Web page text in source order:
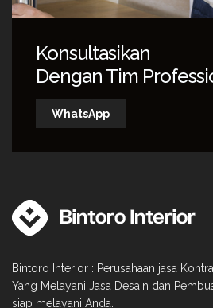
Konsultasikan
Dengan Tim
WhatsApp
Bintoro Interior : Perusahaan jasa
Yang Melayani Jasa Desain dan
siap melayani Anda.